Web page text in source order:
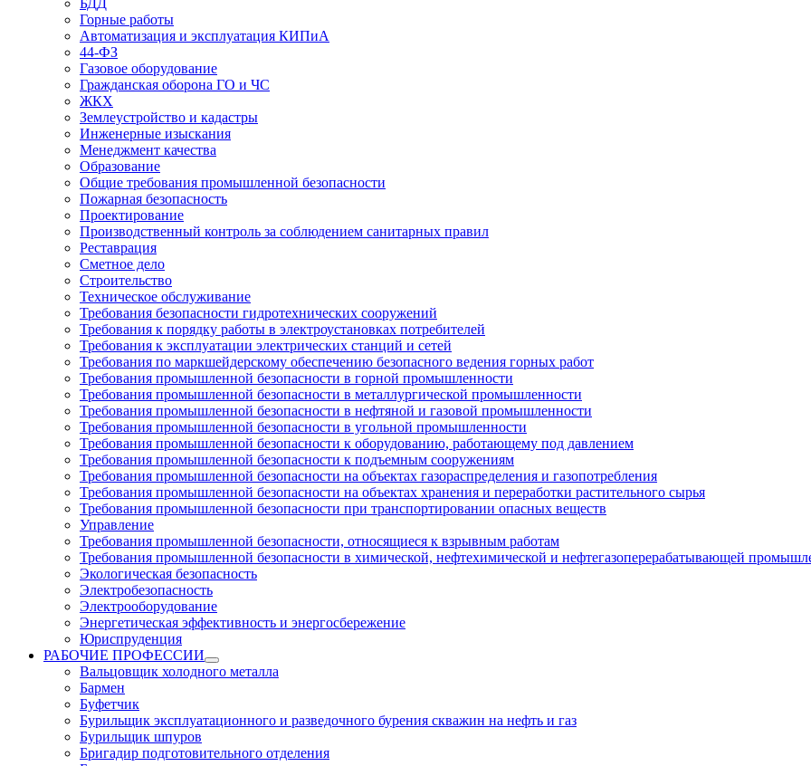
БДД
Горные работы
Автоматизация и эксплуатация КИПиА
44-ФЗ
Газовое оборудование
Гражданская оборона ГО и ЧС
ЖКХ
Землеустройство и кадастры
Инженерные изыскания
Менеджмент качества
Образование
Общие требования промышленной безопасности
Пожарная безопасность
Проектирование
Производственный контроль за соблюдением санитарных правил
Реставрация
Сметное дело
Строительство
Техническое обслуживание
Требования безопасности гидротехнических сооружений
Требования к порядку работы в электроустановках потребителей
Требования к эксплуатации электрических станций и сетей
Требования по маркшейдерскому обеспечению безопасного ведения горных работ
Требования промышленной безопасности в горной промышленности
Требования промышленной безопасности в металлургической промышленности
Требования промышленной безопасности в нефтяной и газовой промышленности
Требования промышленной безопасности в угольной промышленности
Требования промышленной безопасности к оборудованию, работающему под давлением
Требования промышленной безопасности к подъемным сооружениям
Требования промышленной безопасности на объектах газораспределения и газопотребления
Требования промышленной безопасности на объектах хранения и переработки растительного сырья
Требования промышленной безопасности при транспортировании опасных веществ
Управление
Требования промышленной безопасности, относящиеся к взрывным работам
Требования промышленной безопасности в химической, нефтехимической и нефтегазоперерабатывающей
Экологическая безопасность
Электробезопасность
Электрооборудование
Энергетическая эффективность и энергосбережение
Юриспруденция
РАБОЧИЕ ПРОФЕССИИ
Вальцовщик холодного металла
Бармен
Буфетчик
Бурильщик эксплуатационного и разведочного бурения скважин на нефть и газ
Бурильщик шпуров
Бригадир подготовительного отделения